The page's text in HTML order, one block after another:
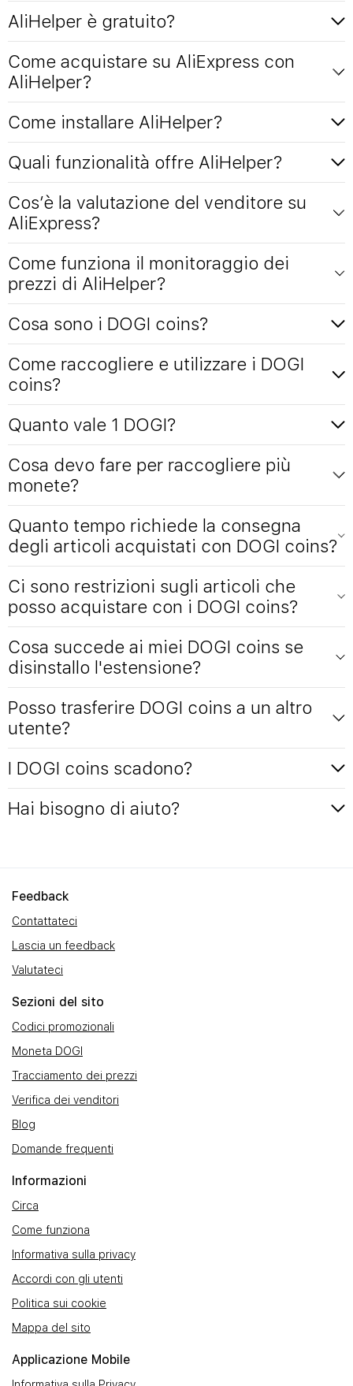
AliHelper è gratuito?
Come acquistare su AliExpress con
AliHelper?
Come installare AliHelper?
Quali funzionalità offre AliHelper?
Cos’è la valutazione del venditore su
AliExpress?
Come funziona il monitoraggio dei
prezzi di AliHelper?
Cosa sono i DOGI coins?
Come raccogliere e utilizzare i DOGI
coins?
Quanto vale 1 DOGI?
Cosa devo fare per raccogliere più
monete?
Quanto tempo richiede la consegna
degli articoli acquistati con DOGI coins?
Ci sono restrizioni sugli articoli che
posso acquistare con i DOGI coins?
Cosa succede ai miei DOGI coins se
disinstallo l'estensione?
Posso trasferire DOGI coins a un altro
utente?
I DOGI coins scadono?
Hai bisogno di aiuto?
Feedback
Contattateci
Lascia un feedback
Valutateci
Sezioni del sito
Codici promozionali
Moneta DOGI
Tracciamento dei prezzi
Verifica dei venditori
Blog
Domande frequenti
Informazioni
Circa
Come funziona
Informativa sulla privacy
Accordi con gli utenti
Politica sui cookie
Mappa del sito
Applicazione Mobile